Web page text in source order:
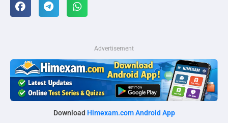
Advertisement
Download Himexam.com Android App